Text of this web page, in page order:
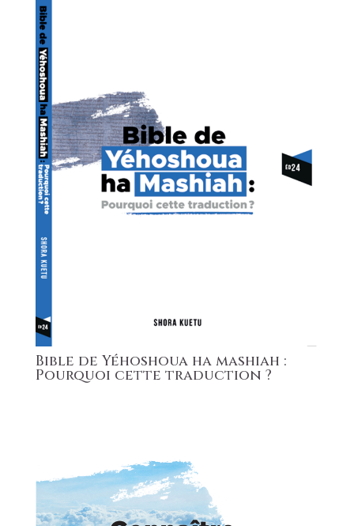
Bible de Yéhoshoua ha mashiah :
Pourquoi cette traduction ?